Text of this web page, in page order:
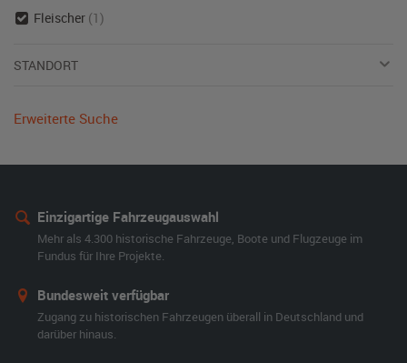
Fleischer (1)
STANDORT
Erweiterte Suche
Einzigartige Fahrzeugauswahl
Mehr als 4.300 historische Fahrzeuge, Boote und Flugzeuge im
Fundus für Ihre Projekte.
Bundesweit verfügbar
Zugang zu historischen Fahrzeugen überall in Deutschland und
darüber hinaus.